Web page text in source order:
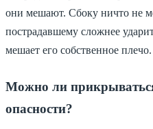
они мешают. Сбоку ничто не
пострадавшему сложнее
мешает его собственное плечо.
Можно ли
опасности?